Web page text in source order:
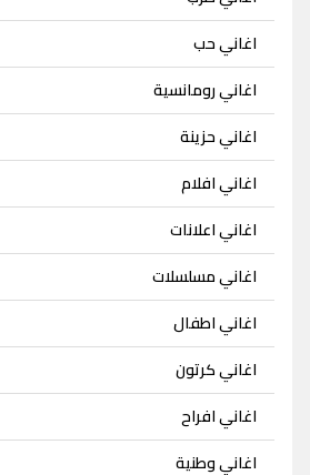
اغاني حب
اغاني رومانسية
اغاني حزينة
اغاني افلام
اغاني اعلانات
اغاني مسلسلات
اغاني اطفال
اغاني كرتون
اغاني افراح
اغاني وطنية